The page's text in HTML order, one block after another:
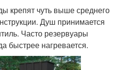
крепят чуть выше среднего
Душ принимается
Часто резервуары
быстрее нагревается.